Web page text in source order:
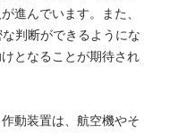
進んでいます。また、
判断ができるようにな
となることが期待され
動装置は、航空機やそ